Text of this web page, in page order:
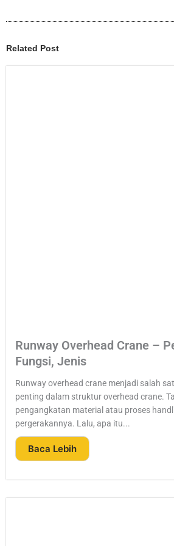
Related Post
Runway Overhead Crane –
Fungsi, Jenis
Runway overhead crane menjadi salah
penting dalam struktur overhead crane.
pengangkatan material atau proses
pergerakannya. Lalu, apa itu...
Baca Lebih